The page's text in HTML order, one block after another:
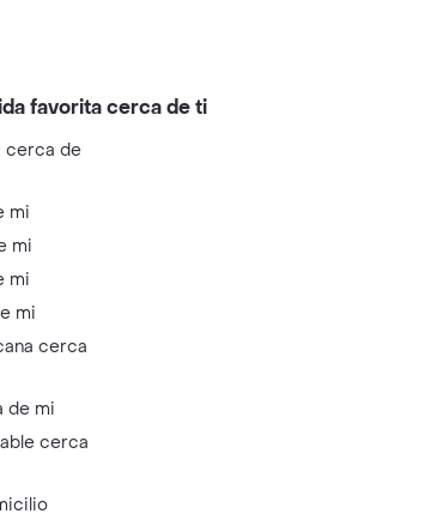
favorita cerca de ti
cerca de
mi
mi
mi
mi
cerca
de mi
cerca